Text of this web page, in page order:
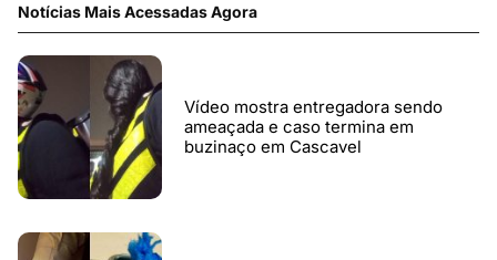
Notícias Mais Acessadas Agora
Vídeo mostra entregadora sendo
ameaçada e caso termina em
buzinaço em Cascavel